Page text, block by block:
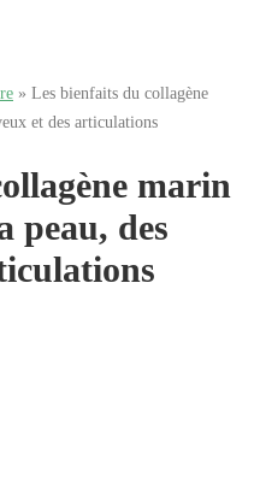
» Les bienfaits du collagène
et des articulations
marin
peau, des